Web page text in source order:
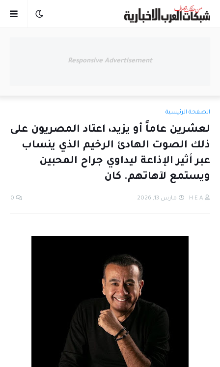
Responsive Advertisement
الصفحة الرئيسية
لعشرين عاماً أو يزيد، اعتاد المصريون على
ذلك الصوت الهادئ الرخيم الذي ينساب
عبر أثير الإذاعة ليداوي جراح المحبين
ويستمع لآهاتهم. كان
H E A مارس 13, 2026 0